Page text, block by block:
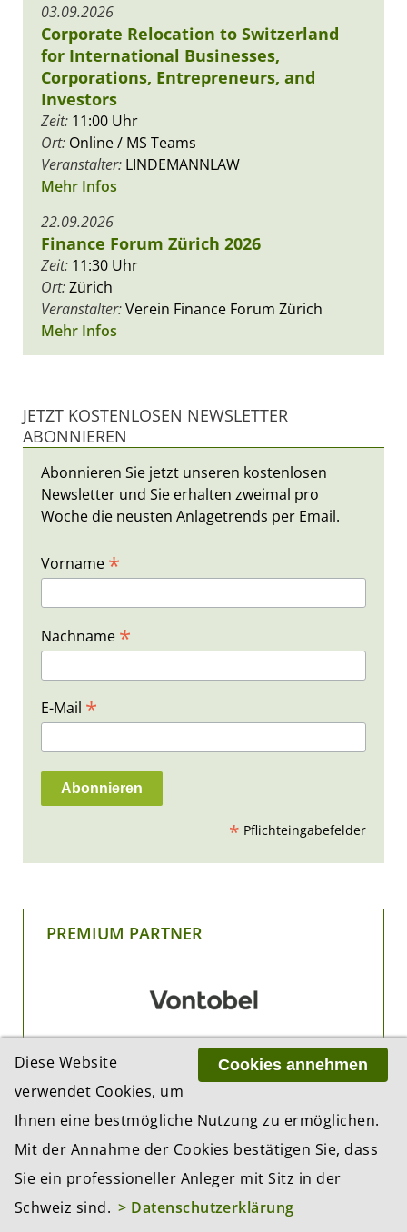
03.09.2026
Corporate Relocation to Switzerland
for International Businesses,
Corporations, Entrepreneurs, and
Investors
Zeit: 11:00 Uhr
Ort: Online / MS Teams
Veranstalter: LINDEMANNLAW
Mehr Infos
22.09.2026
Finance Forum Zürich 2026
Zeit: 11:30 Uhr
Ort:Zürich
Veranstalter:Verein Finance Forum Zürich
Mehr Infos
JETZT KOSTENLOSEN NEWSLETTER
ABONNIEREN
Abonnieren Sie jetzt unseren kostenlosen
Newsletter und Sie erhalten zweimal pro
Woche die neusten Anlagetrends per Email.
Vorname *
Nachname *
E-Mail *
* Pflichteingabefelder
PREMIUM PARTNER
Cookies annehmen
Diese Website
verwendet Cookies, um
Ihnen eine bestmögliche Nutzung zu ermöglichen.
Mit der Annahme der Cookies bestätigen Sie, dass
Sie ein professioneller Anleger mit Sitz in der
Schweiz sind. > Datenschutzerklärung